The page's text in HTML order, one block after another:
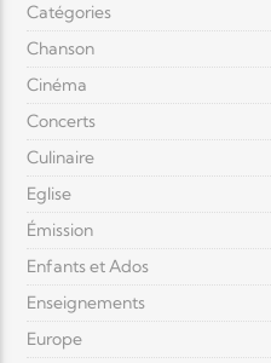
Catégories
Chanson
Cinéma
Concerts
Culinaire
Eglise
Émission
Enfants et Ados
Enseignements
Europe